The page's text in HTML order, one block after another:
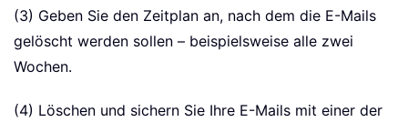
(3) Geben Sie den Zeitplan an, nach dem die E-Mails
gelöscht werden sollen – beispielsweise alle zwei
Wochen.
(4) Löschen und sichern Sie Ihre E-Mails mit einer der